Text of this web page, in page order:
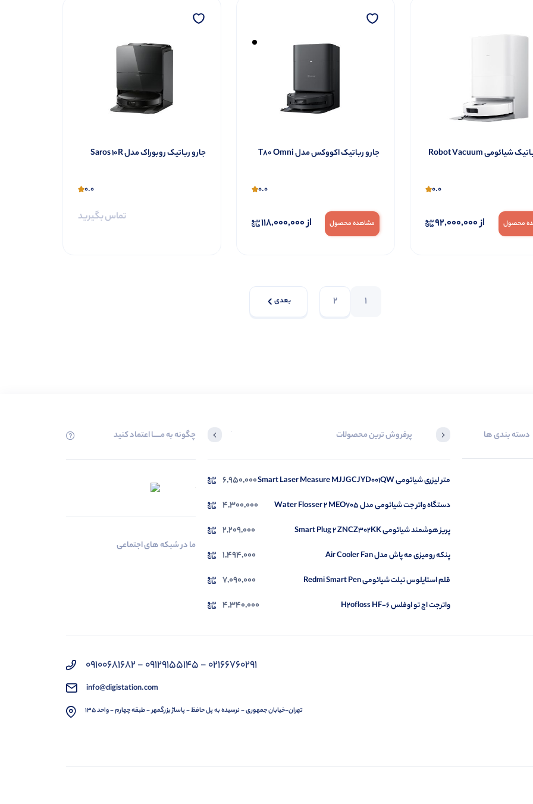
جارو رباتیک شیائومی Robot Vacuum
0.0
محصول از92,000,000
جارو رباتیک اکووکس مدل T80 Omni
0.0
مشاهده محصول از118,000,000
جارو رباتیک روبوراک مدل Saros 10R
0.0
تماس بگیرید
1
2 بعدی
دسته بندی ها پرفروش ترین محصولات آخرین محصولاتی که بازدید کردید
متر لیزری شیائومی Smart Laser Measure MJJGCJYD001QW 6,950,000
دستگاه واتر جت شیائومی مدل Water Flosser 2 MEO705 4,300,000
پریز هوشمند شیائومی Smart Plug 2 ZNCZ302KK 2,209,000
پنکه رومیزی مه پاش مدل Air Cooler Fan 1,494,000
قلم استایلوس تبلت شیائومی Redmi Smart Pen 7,090,000
واترجت اچ تو اوفلس H2ofloss HF-6 4,340,000
در حال بارگیری ...
مشاهده محصولات
چگونه به مــــــا اعتماد کنید
ما در شبکه های اجتماعی
02166760291 - 09129155145 - 09100681682
info@digistation.com
تهران-خیابان جمهوری - نرسیده به پل حافظ - پاساژ بزرگمهر - طبقه چهارم - واحد 135